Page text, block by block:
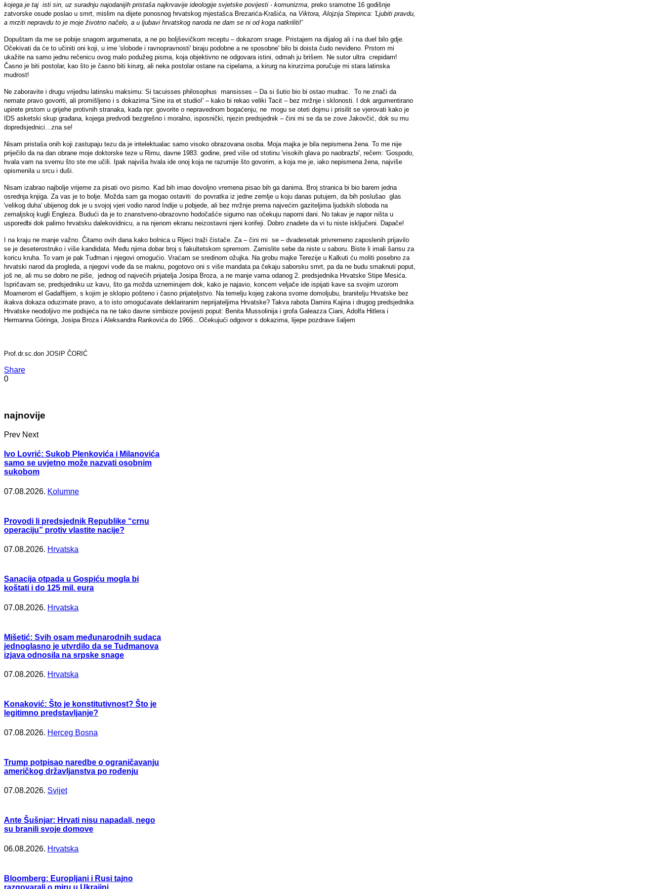
kojega je taj isti sin, uz suradnju najodanijih pristaša najkrvavije ideologije svjetske povijesti - komunizma , preko sramotne 16 godišnje
zatvorske osude poslao u smrt, mislim na dijete ponosnog hrvatskog mjestašca Brezarića-Krašića, na Viktora, Alojzija Stepinca: 'Ljubiti pravdu,
a mrziti nepravdu to je moje životno načelo, a u ljubavi hrvatskog naroda ne dam se ni od koga natkriliti!'
Dopuštam da me se pobije snagom argumenata, a ne po boljševičkom receptu – dokazom snage. Pristajem na dijalog ali i na duel bilo gdje.
Očekivati da će to učiniti oni koji, u ime 'slobode i ravnopravnosti' biraju podobne a ne sposobne' bilo bi doista čudo neviđeno. Prstom mi
ukažite na samo jednu rečenicu ovog malo podužeg pisma, koja objektivno ne odgovara istini, odmah ju brišem. Ne sutor ultra crepidam!
Časno je biti postolar, kao što je časno biti kirurg, ali neka postolar ostane na cipelama, a kirurg na kirurzima poručuje mi stara latinska
mudrost!
Ne zaboravite i drugu vrijednu latinsku maksimu: Si tacuisses philosophus mansisses – Da si šutio bio bi ostao mudrac. To ne znači da
nemate pravo govoriti, ali promišljeno i s dokazima 'Sine ira et studio!' – kako bi rekao veliki Tacit – bez mržnje i sklonosti. I dok argumentirano
upirete prstom u grijehe protivnih stranaka, kada npr. govorite o nepravednom bogaćenju, ne mogu se oteti dojmu i prisilit se vjerovati kako je
IDS asketski skup građana, kojega predvodi bezgrešno i moralno, isposnički, njezin predsjednik – čini mi se da se zove Jakovčić, dok su mu
dopredsjednici…zna se!
Nisam pristaša onih koji zastupaju tezu da je intelektualac samo visoko obrazovana osoba. Moja majka je bila nepismena žena. To me nije
priječilo da na dan obrane moje doktorske teze u Rimu, davne 1983. godine, pred više od stotinu 'visokih glava po naobrazbi', rečem: 'Gospodo,
hvala vam na svemu što ste me učili. Ipak najviša hvala ide onoj koja ne razumije što govorim, a koja me je, iako nepismena žena, najviše
opismenila u srcu i duši.
Nisam izabrao najbolje vrijeme za pisati ovo pismo. Kad bih imao dovoljno vremena pisao bih ga danima. Broj stranica bi bio barem jedna
osrednja knjiga. Za vas je to bolje. Možda sam ga mogao ostaviti do povratka iz jedne zemlje u koju danas putujem, da bih poslušao glas
'velikog duha' ubijenog dok je u svojoj vjeri vodio narod Indije u pobjede, ali bez mržnje prema najvećim gaziteljima ljudskih sloboda na
zemaljskoj kugli Engleza. Budući da je to znanstveno-obrazovno hodočašće sigurno nas očekuju naporni dani. No takav je napor ništa u
usporedbi dok palimo hrvatsku dalekovidnicu, a na njenom ekranu neizostavni njeni korifeji. Dobro znadete da vi tu niste isključeni. Dapače!
I na kraju ne manje važno. Čitamo ovih dana kako bolnica u Rijeci traži čistače. Za – čini mi se – dvadesetak privremeno zaposlenih prijavilo
se je deseterostruko i više kandidata. Među njima dobar broj s fakultetskom spremom. Zamislite sebe da niste u saboru. Biste li imali šansu za
koricu kruha. To vam je pak Tuđman i njegovi omogućio. Vraćam se sredinom ožujka. Na grobu majke Terezije u Kalkuti ću moliti posebno za
hrvatski narod da progleda, a njegovi vođe da se maknu, pogotovo oni s više mandata pa čekaju saborsku smrt, pa da ne budu smaknuti poput,
još ne, ali mu se dobro ne piše, jednog od najvećih prijatelja Josipa Broza, a ne manje vama odanog 2. predsjednika Hrvatske Stipe Mesića.
Ispričavam se, predsjedniku uz kavu, što ga možda uznemirujem dok, kako je najavio, koncem veljače ide ispijati kave sa svojim uzorom
Moamerom el Gadaffijem, s kojim je sklopio pošteno i časno prijateljstvo. Na temelju kojeg zakona svome domoljubu, branitelju Hrvatske bez
ikakva dokaza oduzimate pravo, a to isto omogućavate deklariranim neprijateljima Hrvatske? Takva rabota Damira Kajina i drugog predsjednika
Hrvatske neodoljivo me podsjeća na ne tako davne simbioze povijesti poput: Benita Mussolinija i grofa Galeazza Ciani, Adolfa Hitlera i
Hermanna Göringa, Josipa Broza i Aleksandra Rankovića do 1966…Očekujući odgovor s dokazima, lijepe pozdrave šaljem
Prof.dr.sc.don JOSIP ČORIĆ
Share
0
najnovije
Prev Next
Ivo Lovrić: Sukob Plenkovića i Milanovića
samo se uvjetno može nazvati osobnim
sukobom
07.08.2026. Kolumne
Provodi li predsjednik Republike “crnu
operaciju” protiv vlastite nacije?
07.08.2026. Hrvatska
Sanacija otpada u Gospiću mogla bi
koštati i do 125 mil. eura
07.08.2026. Hrvatska
Mišetić: Svih osam međunarodnih sudaca
jednoglasno je utvrdilo da se Tuđmanova
izjava odnosila na srpske snage
07.08.2026. Hrvatska
Konaković: Što je konstitutivnost? Što je
legitimno predstavljanje?
07.08.2026. Herceg Bosna
Trump potpisao naredbe o ograničavanju
američkog državljanstva po rođenju
07.08.2026. Svijet
Ante Šušnjar: Hrvati nisu napadali, nego
su branili svoje domove
06.08.2026. Hrvatska
Bloomberg: Europljani i Rusi tajno
razgovarali o miru u Ukrajini